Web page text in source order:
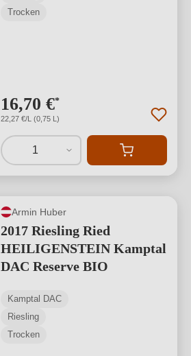
Trocken
16,70 €*
22,27 €/L (0,75 L)
1
Armin Huber
2017 Riesling Ried
HEILIGENSTEIN Kamptal
DAC Reserve BIO
Kamptal DAC
Riesling
Trocken